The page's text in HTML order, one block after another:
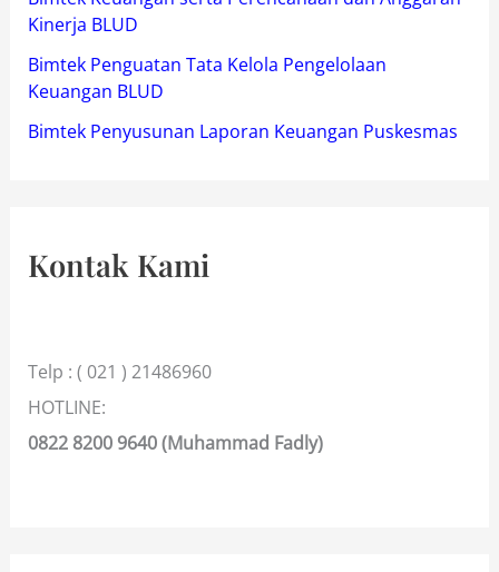
Kinerja BLUD
Bimtek Penguatan Tata Kelola Pengelolaan
Keuangan BLUD
Bimtek Penyusunan Laporan Keuangan Puskesmas
Kontak Kami
Telp : ( 021 ) 21486960
HOTLINE:
0822 8200 9640 (Muhammad Fadly)